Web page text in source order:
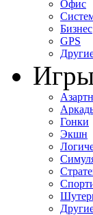
Офис
Бизнес
GPS
Гонки
Экшн